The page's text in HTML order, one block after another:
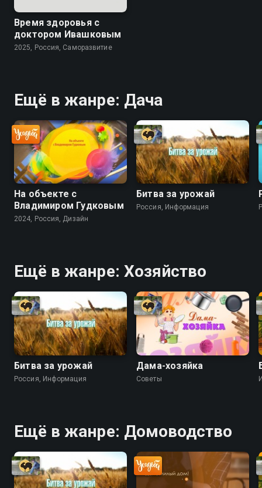
Время здоровья с
доктором Ивашковым
2025, Россия, Саморазвитие
Ещё в жанре: Дача
На объекте с
Владимиром Гудковым
2024, Россия, Дизайн
Битва за урожай
Россия, Информация
Ещё в жанре: Хозяйство
Битва за урожай
Россия, Информация
Дама-хозяйка
Советы
Ещё в жанре: Домоводство